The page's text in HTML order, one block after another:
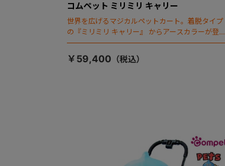
コムペット ミリミリ キャリー
世界を広げるマジカルペットカート。着脱タイプ
の『ミリミリ キャリー』 からアースカラーが登
場！
￥59,400